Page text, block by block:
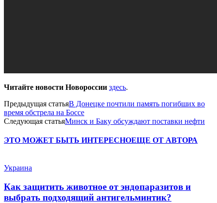
Читайте новости Новороссии здесь.
Предыдущая статьяВ Донецке почтили память погибших во
время обстрела на Боссе
Следующая статьяМинск и Баку обсуждают поставки нефти
ЭТО МОЖЕТ БЫТЬ ИНТЕРЕСНОЕЩЕ ОТ АВТОРА
Украина
Как защитить животное от эндопаразитов и
выбрать подходящий антигельминтик?